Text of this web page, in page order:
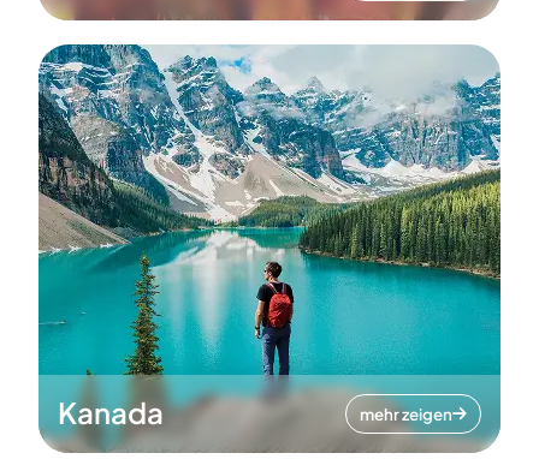
Kanada mehr zeigen